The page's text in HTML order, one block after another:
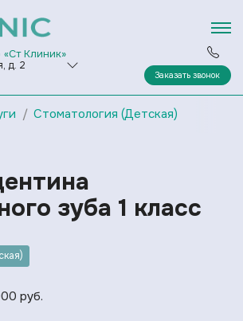
Клиник»
д. 2
Заказать звонок
Стоматология (Детская)
зуба 1 класс
руб.